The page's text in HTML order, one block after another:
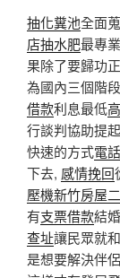
抽化糞池全面
店抽水肥最專
果除了要歸功
為國內三個階
借款利息最低
行談判協助提
快速的方式電
下去, 感情挽回
壓機新竹房屋
有支票借款結
查址讓民眾就
是想要解決伴